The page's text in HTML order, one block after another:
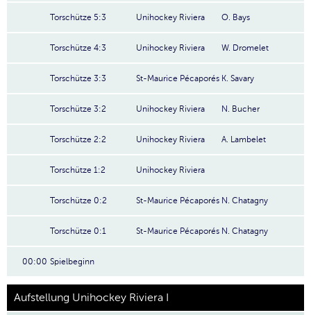
Torschütze 5:3 Unihockey Riviera O. Bays
Torschütze 4:3 Unihockey Riviera W. Dromelet
Torschütze 3:3 St-Maurice Pécaporés K. Savary
Torschütze 3:2 Unihockey Riviera N. Bucher
Torschütze 2:2 Unihockey Riviera A. Lambelet
Torschütze 1:2 Unihockey Riviera
Torschütze 0:2 St-Maurice Pécaporés N. Chatagny
Torschütze 0:1 St-Maurice Pécaporés N. Chatagny
00:00 Spielbeginn
Aufstellung Unihockey Riviera I